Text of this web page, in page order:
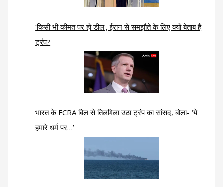
‘किसी भी कीमत पर हो डील’, ईरान से समझौते के लिए क्यों बेताब हैं
ट्रंप?
भारत के FCRA बिल से तिलमिला उठा ट्रंप का सांसद, बोला- ‘ये
हमारे धर्म पर…’